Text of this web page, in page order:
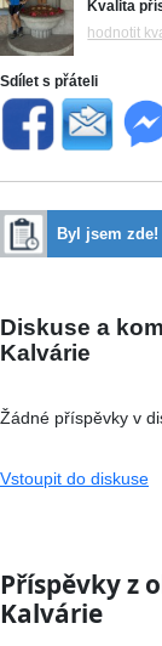
Kvalita
hodnotit
Sdílet s přáteli
Byl jsem zde!
Diskuse a
Kalvárie
Žádné příspěvky v
Vstoupit do diskuse
Příspěvky z
Kalvárie